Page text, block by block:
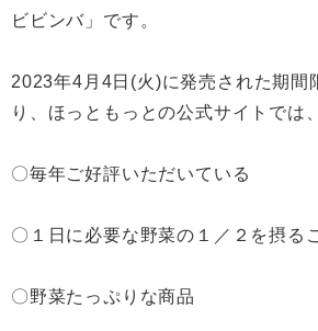
ビビンバ」です。
2023年4月4日(火)に発売された期間
り、ほっともっとの公式サイトでは、
〇毎年ご好評いただいている
〇１日に必要な野菜の１／２を摂る
〇野菜たっぷりな商品